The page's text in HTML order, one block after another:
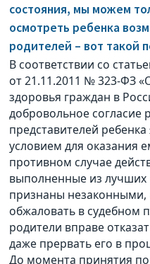
состояния, мы можем
осмотреть ребенка
родителей – вот такой
В соответствии со
от 21.11.2011 № 323-ФЗ
здоровья граждан в
добровольное согласие
представителей
условием для оказания
противном случае
выполненные из лучших
признаны незаконными,
обжаловать в судебном
родители вправе
даже прервать его в
До момента принятия